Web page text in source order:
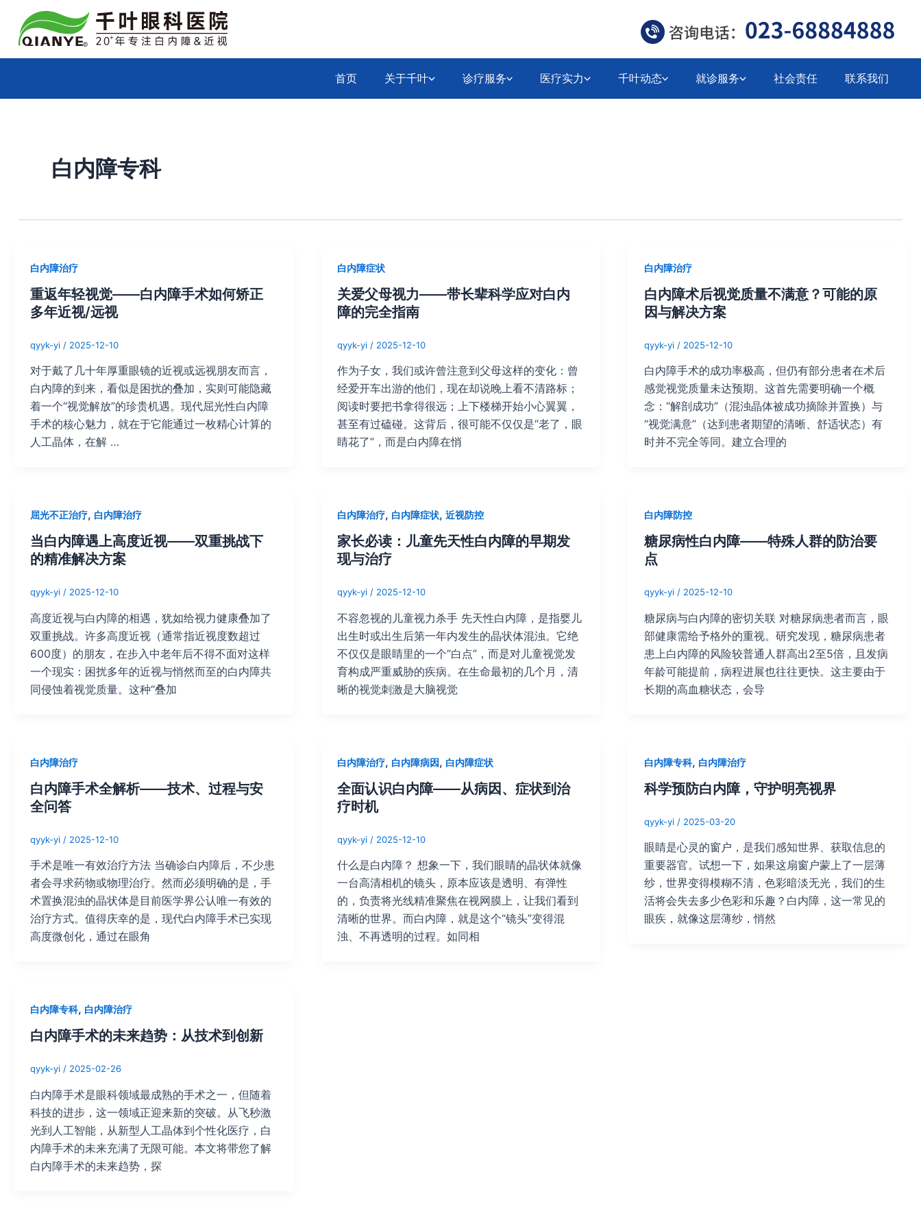
容
首页
关于千叶 诊疗服务 医疗实力 千叶动态 就诊服务 社会责任 联系我们
白内障专科
白内障治疗
重返年轻视觉——白内障手术如何矫正
多年近视/远视
qyyk-yi / 2025-12-10
对于戴了几十年厚重眼镜的近视或远视朋友而言，
白内障的到来，看似是困扰的叠加，实则可能隐藏
着一个“视觉解放”的珍贵机遇。现代屈光性白内障
手术的核心魅力，就在于它能通过一枚精心计算的
人工晶体，在解 …
白内障症状
关爱父母视力——带长辈科学应对白内
障的完全指南
qyyk-yi / 2025-12-10
作为子女，我们或许曾注意到父母这样的变化：曾
经爱开车出游的他们，现在却说晚上看不清路标；
阅读时要把书拿得很远；上下楼梯开始小心翼翼，
甚至有过磕碰。这背后，很可能不仅仅是“老了，眼
睛花了”，而是白内障在悄
白内障治疗
白内障术后视觉质量不满意？可能的原
因与解决方案
qyyk-yi / 2025-12-10
白内障手术的成功率极高，但仍有部分患者在术后
感觉视觉质量未达预期。这首先需要明确一个概
念：“解剖成功”（混浊晶体被成功摘除并置换）与
“视觉满意”（达到患者期望的清晰、舒适状态）有
时并不完全等同。建立合理的
屈光不正治疗, 白内障治疗
当白内障遇上高度近视——双重挑战下
的精准解决方案
qyyk-yi / 2025-12-10
高度近视与白内障的相遇，犹如给视力健康叠加了
双重挑战。许多高度近视（通常指近视度数超过
600度）的朋友，在步入中老年后不得不面对这样
一个现实：困扰多年的近视与悄然而至的白内障共
同侵蚀着视觉质量。这种“叠加
白内障治疗, 白内障症状, 近视防控
家长必读：儿童先天性白内障的早期发
现与治疗
qyyk-yi / 2025-12-10
不容忽视的儿童视力杀手 先天性白内障，是指婴儿
出生时或出生后第一年内发生的晶状体混浊。它绝
不仅仅是眼睛里的一个“白点”，而是对儿童视觉发
育构成严重威胁的疾病。在生命最初的几个月，清
晰的视觉刺激是大脑视觉
白内障防控
糖尿病性白内障——特殊人群的防治要
点
qyyk-yi / 2025-12-10
糖尿病与白内障的密切关联 对糖尿病患者而言，眼
部健康需给予格外的重视。研究发现，糖尿病患者
患上白内障的风险较普通人群高出2至5倍，且发病
年龄可能提前，病程进展也往往更快。这主要由于
长期的高血糖状态，会导
白内障治疗
白内障手术全解析——技术、过程与安
全问答
qyyk-yi / 2025-12-10
手术是唯一有效治疗方法 当确诊白内障后，不少患
者会寻求药物或物理治疗。然而必须明确的是，手
术置换混浊的晶状体是目前医学界公认唯一有效的
治疗方式。值得庆幸的是，现代白内障手术已实现
高度微创化，通过在眼角
白内障治疗, 白内障病因, 白内障症状
全面认识白内障——从病因、症状到治
疗时机
qyyk-yi / 2025-12-10
什么是白内障？ 想象一下，我们眼睛的晶状体就像
一台高清相机的镜头，原本应该是透明、有弹性
的，负责将光线精准聚焦在视网膜上，让我们看到
清晰的世界。而白内障，就是这个“镜头”变得混
浊、不再透明的过程。如同相
白内障专科, 白内障治疗
科学预防白内障，守护明亮视界
qyyk-yi / 2025-03-20
眼睛是心灵的窗户，是我们感知世界、获取信息的
重要器官。试想一下，如果这扇窗户蒙上了一层薄
纱，世界变得模糊不清，色彩暗淡无光，我们的生
活将会失去多少色彩和乐趣？白内障，这一常见的
眼疾，就像这层薄纱，悄然
白内障专科, 白内障治疗
白内障手术的未来趋势：从技术到创新
qyyk-yi / 2025-02-26
白内障手术是眼科领域最成熟的手术之一，但随着
科技的进步，这一领域正迎来新的突破。从飞秒激
光到人工智能，从新型人工晶体到个性化医疗，白
内障手术的未来充满了无限可能。本文将带您了解
白内障手术的未来趋势，探
Post
pagination